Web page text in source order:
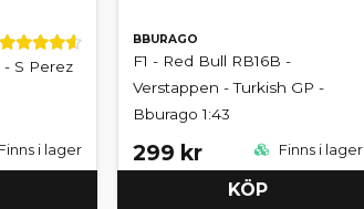
- S Perez
i lager
BBURAGO
F1 - Red Bull RB16B -
Verstappen - Turkish GP -
Bburago 1:43
299 kr Finns i lager
KÖP